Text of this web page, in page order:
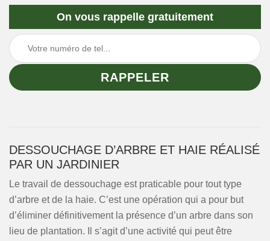
On vous rappelle gratuitement
DESSOUCHAGE D’ARBRE ET HAIE RÉALISÉ
PAR UN JARDINIER
Le travail de dessouchage est praticable pour tout type
d’arbre et de la haie. C’est une opération qui a pour but
d’éliminer définitivement la présence d’un arbre dans son
lieu de plantation. Il s’agit d’une activité qui peut être